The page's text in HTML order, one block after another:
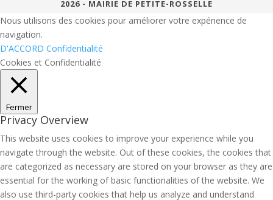
2026 - MAIRIE DE PETITE-ROSSELLE
Nous utilisons des cookies pour améliorer votre expérience de
navigation.
D'ACCORD Confidentialité
Cookies et Confidentialité
Fermer
Privacy Overview
This website uses cookies to improve your experience while you
navigate through the website. Out of these cookies, the cookies that
are categorized as necessary are stored on your browser as they are
essential for the working of basic functionalities of the website. We
also use third-party cookies that help us analyze and understand